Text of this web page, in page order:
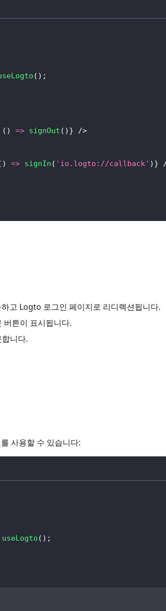
( ) ;
( ) => signOut ( ) }
/>
) => signIn ( 'io.logto://callback' ) }
고 Logto 로그인 페이지로 리디렉션됩니다.
버튼이 표시됩니다.
니다.
사용할 수 있습니다:
useLogto ( ) ;